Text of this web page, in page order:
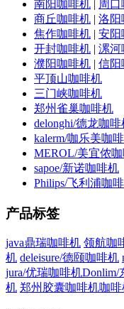
南阳咖啡机 | 周
商丘咖啡机 | 洛阳
焦作咖啡机 | 安阳
开封咖啡机 | 漯河
濮阳咖啡机 | 信阳
平顶山咖啡机
三门峡咖啡机
郑州雀巢咖啡机
delonghi/德龙咖啡
kalerm/咖乐美咖
MEROL/美宜侬
sapoe/新诺咖啡机
Philips/飞利浦咖
产品标签
java鼎瑞咖啡机 领航咖
机 deleisure/德颐咖啡机
jura/优瑞咖啡机Donlim/
机 郑州胶囊咖啡机咖